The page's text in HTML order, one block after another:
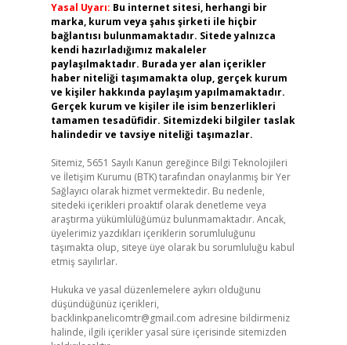
Yasal Uyarı: Bu internet sitesi, herhangi bir
marka, kurum veya şahıs şirketi ile hiçbir
bağlantısı bulunmamaktadır. Sitede yalnızca
kendi hazırladığımız makaleler
paylaşılmaktadır. Burada yer alan içerikler
haber niteliği taşımamakta olup, gerçek kurum
ve kişiler hakkında paylaşım yapılmamaktadır.
Gerçek kurum ve kişiler ile isim benzerlikleri
tamamen tesadüfidir. Sitemizdeki bilgiler taslak
halindedir ve tavsiye niteliği taşımazlar.
Sitemiz, 5651 Sayılı Kanun gereğince Bilgi Teknolojileri
ve İletişim Kurumu (BTK) tarafından onaylanmış bir Yer
Sağlayıcı olarak hizmet vermektedir. Bu nedenle,
sitedeki içerikleri proaktif olarak denetleme veya
araştırma yükümlülüğümüz bulunmamaktadır. Ancak,
üyelerimiz yazdıkları içeriklerin sorumluluğunu
taşımakta olup, siteye üye olarak bu sorumluluğu kabul
etmiş sayılırlar.
Hukuka ve yasal düzenlemelere aykırı olduğunu
düşündüğünüz içerikleri,
backlinkpanelicomtr@gmail.com adresine bildirmeniz
halinde, ilgili içerikler yasal süre içerisinde sitemizden